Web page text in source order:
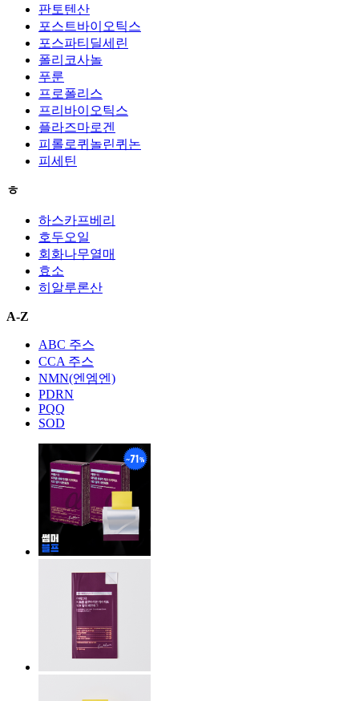
판토텐산
포스트바이오틱스
포스파티딜세린
폴리코사놀
푸룬
프로폴리스
프리바이오틱스
플라즈마로겐
피롤로퀴놀린퀴논
피세틴
ㅎ
하스카프베리
호두오일
회화나무열매
효소
히알루론산
A-Z
ABC 주스
CCA 주스
NMN(엔엠엔)
PDRN
PQQ
SOD